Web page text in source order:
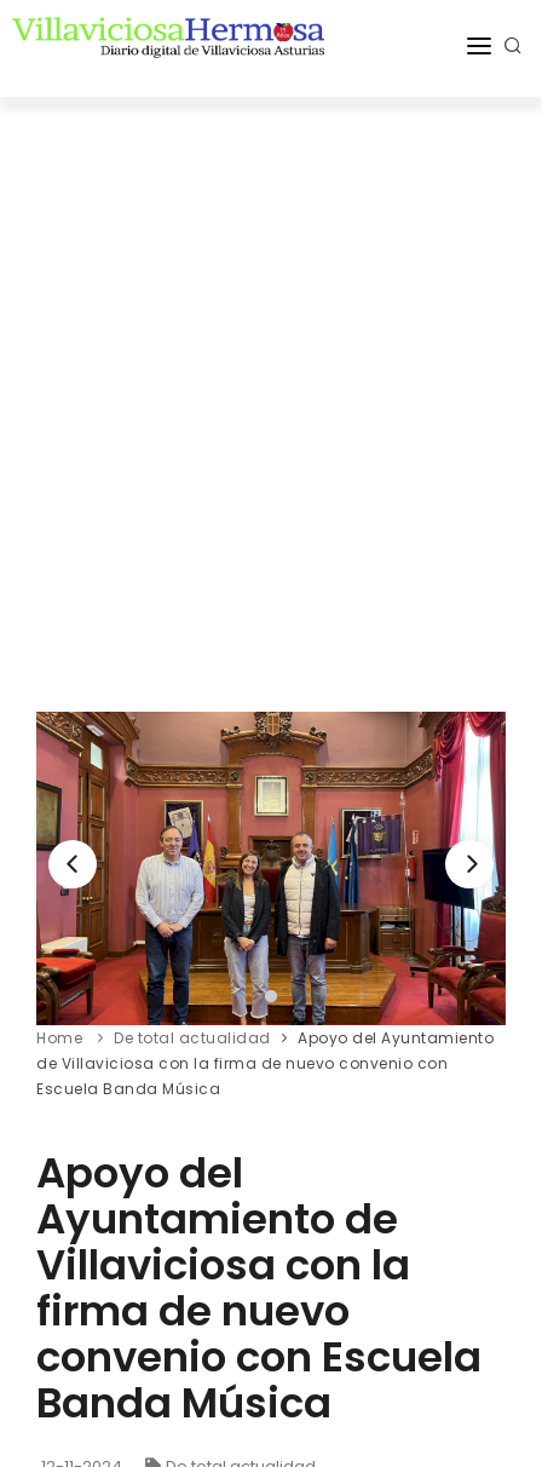
Home De total actualidad
Apoyo del Ayuntamiento
de Villaviciosa con la firma de nuevo convenio con
Escuela Banda Música
Apoyo del
Ayuntamiento de
Villaviciosa con la
firma de nuevo
convenio con Escuela
Banda Música